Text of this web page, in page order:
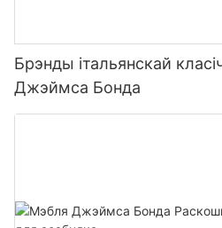
Брэнды італьянскай
Джэймса Бонда